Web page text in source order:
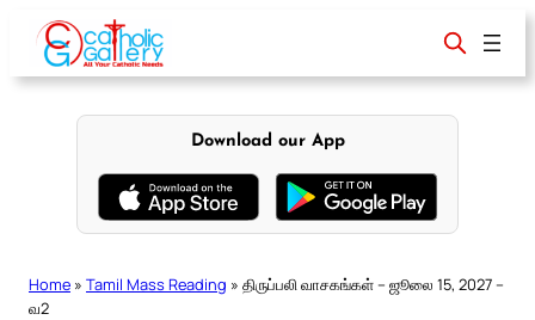
content
Download our App
Home » Tamil Mass Reading » திருப்பலி வாசகங்கள் – ஜூலை 15, 2027 –
வ2